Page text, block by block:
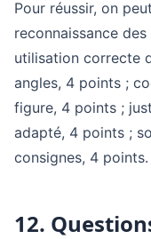
Pour réussir, on
reconnaissance
utilisation correcte
angles, 4 points ;
figure, 4 points ;
adapté, 4 points ;
consignes, 4 points.
12.